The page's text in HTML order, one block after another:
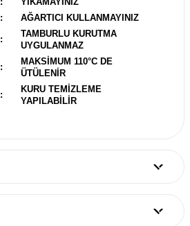
: AĞARTICI KULLANMAYINIZ
:
TAMBURLU KURUTMA
UYGULANMAZ
:
MAKSİMUM 110°C DE
ÜTÜLENİR
:
KURU TEMİZLEME
YAPILABİLİR